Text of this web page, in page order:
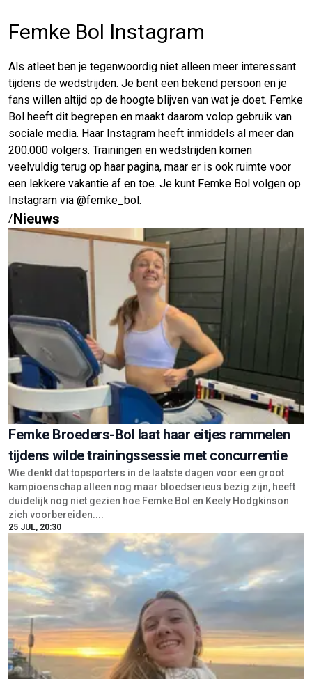
Femke Bol Instagram
Als atleet ben je tegenwoordig niet alleen meer interessant
tijdens de wedstrijden. Je bent een bekend persoon en je
fans willen altijd op de hoogte blijven van wat je doet. Femke
Bol heeft dit begrepen en maakt daarom volop gebruik van
sociale media. Haar Instagram heeft inmiddels al meer dan
200.000 volgers. Trainingen en wedstrijden komen
veelvuldig terug op haar pagina, maar er is ook ruimte voor
een lekkere vakantie af en toe. Je kunt Femke Bol volgen op
Instagram via @femke_bol.
/Nieuws
Femke Broeders-Bol laat haar eitjes rammelen
tijdens wilde trainingssessie met concurrentie
Wie denkt dat topsporters in de laatste dagen voor een groot
kampioenschap alleen nog maar bloedserieus bezig zijn, heeft
duidelijk nog niet gezien hoe Femke Bol en Keely Hodgkinson
zich voorbereiden....
25 JUL, 20:30